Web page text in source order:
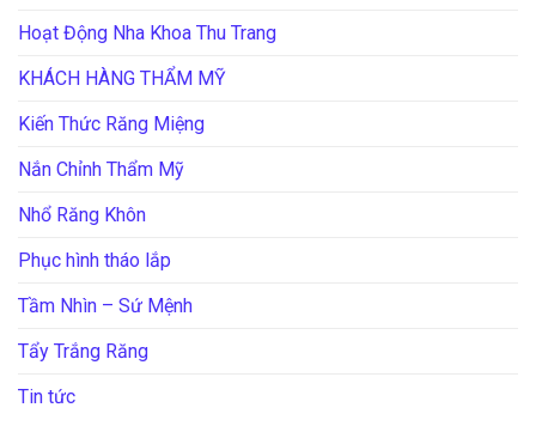
Hoạt Động Nha Khoa Thu Trang
KHÁCH HÀNG THẨM MỸ
Kiến Thức Răng Miệng
Nắn Chỉnh Thẩm Mỹ
Nhổ Răng Khôn
Phục hình tháo lắp
Tầm Nhìn – Sứ Mệnh
Tẩy Trắng Răng
Tin tức